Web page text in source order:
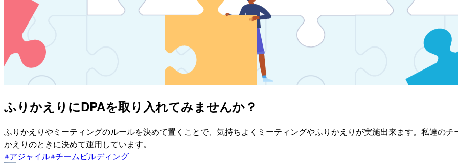
ふりかえりにDPAを取り入れてみませんか？
ふりかえりやミーティングのルールを決めて置くことで、気持ちよくミーティングやふりかえりが実施出来ます。私達の
かえりのときに決めて運用しています。
アジャイル チームビルディング